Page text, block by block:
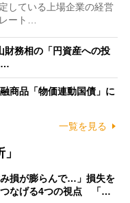
している上場企業の経営
ート…
財務相の「円資産への投
…
商品「物価連動国債」に
一覧を見る
み損が膨らんで…」損失を
つなげる4つの視点 「…